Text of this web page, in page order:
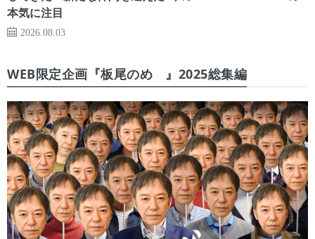
本気に注目
2026.08.03
WEB限定企画『板尾のめ゙』2025総集編